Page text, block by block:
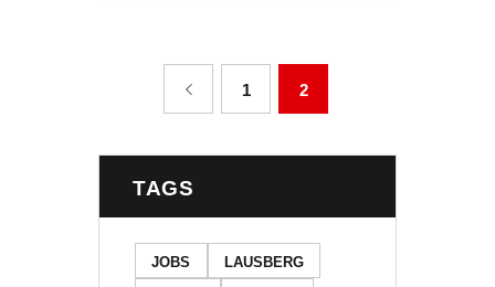
DER
BEITRÄGE
PAGE
1 PAGE
2
TAGS
JOBS LAUSBERG